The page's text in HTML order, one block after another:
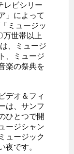
レビシリー
」によって
ミュージッ
万世帯以上
、ミュージ
、ミュージ
楽の祭典を
デオ＆フィ
は、サンフ
ひとつで開
ージシャン
ュージック
夜です。